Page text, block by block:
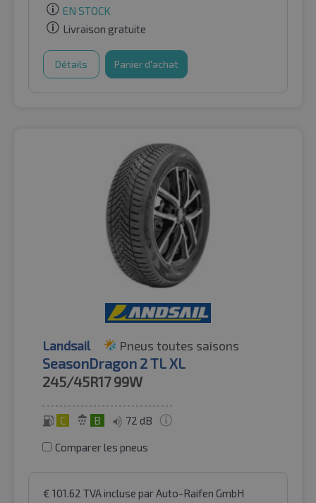
EN STOCK
Livraison gratuite
Détails Panier d'achat
Landsail Pneus toutes saisons
SeasonDragon 2 TL XL
245/45R17 99W
C B 72 dB
Comparer les pneus
€ 101.62 TVA incluse par Auto-Raifen GmbH